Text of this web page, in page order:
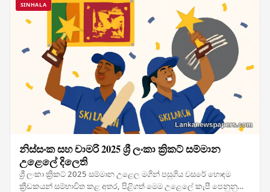
SINHALA
නිස්සංක සහ චාමරි 2025 ශ්‍රී ලංකා ක්‍රිකට් සම්මාන
උළෙලේ දිලෙති
ශ්‍රී ලංකා ක්‍රිකට් 2025 සම්මාන උළෙල මගින් පසුගිය වසරේ හොඳම
ක්‍රීඩකයන් සම්භාවිත කළ අතර, පිළිගත් මෙම උළෙලේ කැපී පෙනුනු